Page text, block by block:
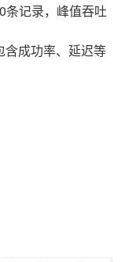
条记录，峰值吞吐
含成功率、延迟等